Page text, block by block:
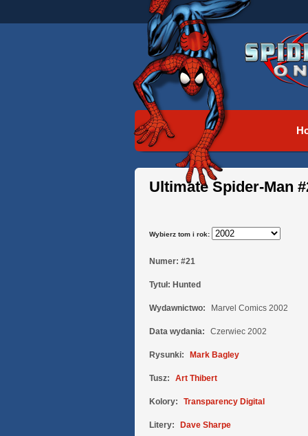
Ultimate Spider-Man
Wybierz tom i rok:
Numer: #21
Tytuł: Hunted
Wydawnictwo: Marvel Comics 2002
Data wydania: Czerwiec 2002
Rysunki: Mark Bagley
Tusz: Art Thibert
Kolory: Transparency Digital
Litery: Dave Sharpe